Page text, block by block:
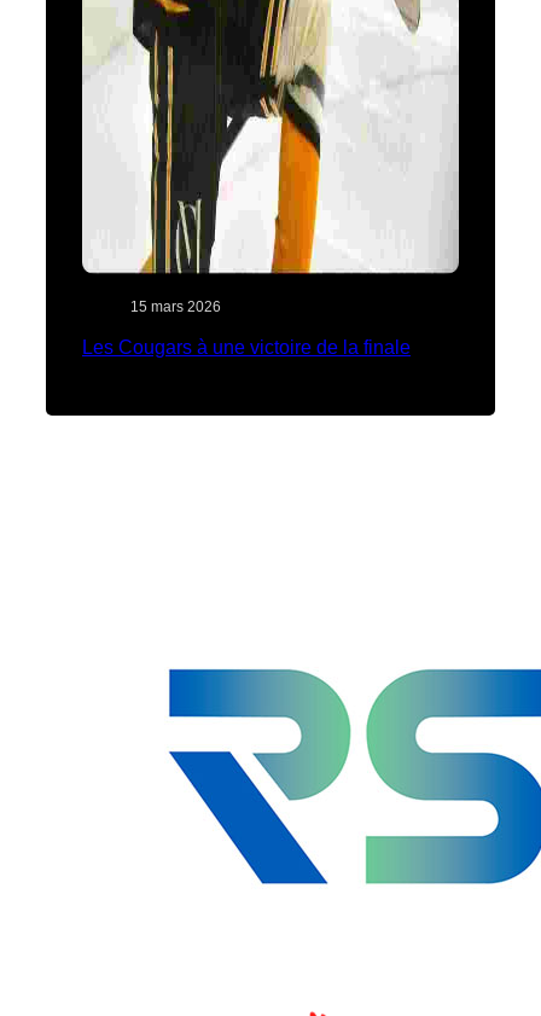
15 mars 2026
Les Cougars à une victoire de la finale